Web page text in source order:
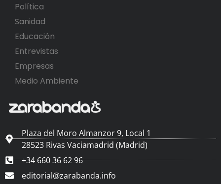
Política
Sanidad
Educación
Entrevistas
Empresas
Medio Ambiente
Plaza del Moro Almanzor 9, Local 1
28523 Rivas Vaciamadrid (Madrid)
+34 660 36 62 96
editorial@zarabanda.info